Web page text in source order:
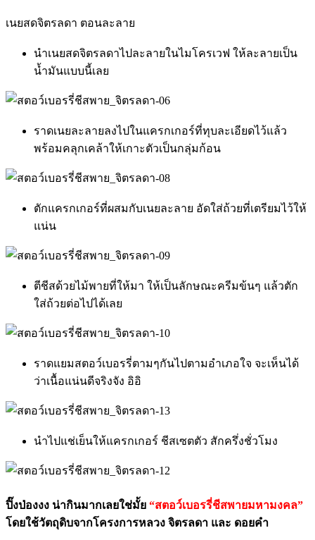
เนยสดจิตรลดา ตอนละลาย
นำเนยสดจิตรลดาไปละลายในไมโครเวฟ ให้ละลายเป็น
น้ำมันแบบนี้เลย
ราดเนยละลายลงไปในแครกเกอร์ที่ทุบละเอียดไว้แล้ว
พร้อมคลุกเคล้าให้เกาะตัวเป็นกลุ่มก้อน
ตักแครกเกอร์ที่ผสมกับเนยละลาย อัดใส่ถ้วยที่เตรียมไว้ให้
แน่น
ตีชีสด้วยไม้พายที่ให้มา ให้เป็นลักษณะครีมข้นๆ แล้วตัก
ใส่ถ้วยต่อไปได้เลย
ราดแยมสตอว์เบอรรี่ตามๆกันไปตามอำเภอใจ จะเห็นได้
ว่าเนื้อแน่นดีจริงจัง อิอิ
นำไปแช่เย็นให้แครกเกอร์ ชีสเซตตัว สักครึ่งชั่วโมง
ปิ๊งป่องงง น่ากินมากเลยใช่มั้ย “สตอว์เบอรรี่ชีสพายมหามงคล”
โดยใช้วัตถุดิบจากโครงการหลวง จิตรลดา และ ดอยคำ